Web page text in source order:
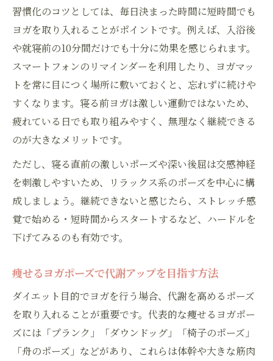
習慣化のコツとしては、毎日決まった時間に短時間でも
ヨガを取り入れることがポイントです。例えば、入浴後
や就寝前の10分間だけでも十分に効果を感じられます。
スマートフォンのリマインダーを利用したり、ヨガマッ
トを常に目につく場所に敷いておくと、忘れずに続けや
すくなります。寝る前ヨガは激しい運動ではないため、
疲れている日でも取り組みやすく、無理なく継続できる
のが大きなメリットです。
ただし、寝る直前の激しいポーズや深い後屈は交感神経
を刺激しやすいため、リラックス系のポーズを中心に構
成しましょう。継続できないと感じたら、ストレッチ感
覚で始める・短時間からスタートするなど、ハードルを
下げてみるのも有効です。
痩せるヨガポーズで代謝アップを目指す方法
ダイエット目的でヨガを行う場合、代謝を高めるポーズ
を取り入れることが重要です。代表的な痩せるヨガポー
ズには「プランク」「ダウンドッグ」「椅子のポーズ」
「舟のポーズ」などがあり、これらは体幹や大きな筋肉